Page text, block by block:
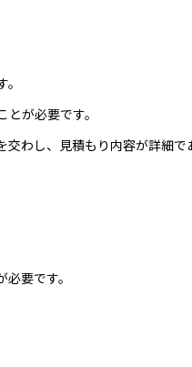
が必要です。
わし、見積もり内容が詳細で
要です。